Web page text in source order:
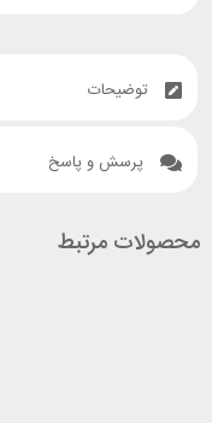
توضیحات
پرسش و پاسخ
محصولات مرتبط